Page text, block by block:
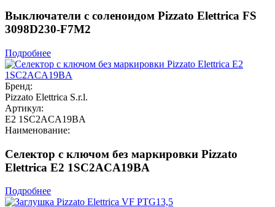
Выключатели с соленоидом Pizzato Elettrica FS
3098D230-F7M2
Подробнее
Бренд:
Pizzato Elettrica S.r.l.
Артикул:
E2 1SC2ACA19BA
Наименование:
Селектор с ключом без маркировки Pizzato
Elettrica E2 1SC2ACA19BA
Подробнее